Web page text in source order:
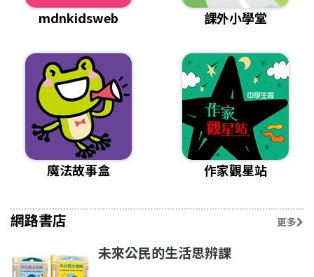
mdnkidsweb 課外小學堂
魔法故事盒 作家觀星站
網路書店 更多
未來公民的生活思辨課